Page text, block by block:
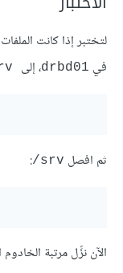
لتختبر إذا كانت
في drbd01، إلى
ثم افصل ‎/srv
:
الآن نزِّل مرتبة